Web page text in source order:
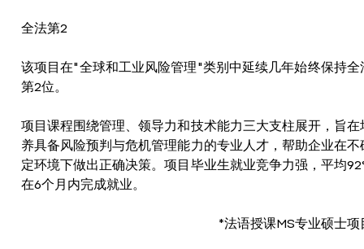
全法第2
该项目在"全球和工业风险管理"类别中延续几年始终保持全
第2位。
项目课程围绕管理、领导力和技术能力三大支柱展开，旨在
养具备风险预判与危机管理能力的专业人才，帮助企业在不
定环境下做出正确决策。项目毕业生就业竞争力强，平均
在6个月内完成就业。
*法语授课MS专业硕士项